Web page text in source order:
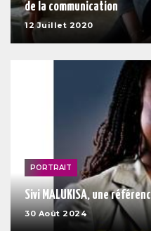
de la communication
12 Juillet 2020
PORTRAIT
Sivi MALUKISA, une
30 Août 2024